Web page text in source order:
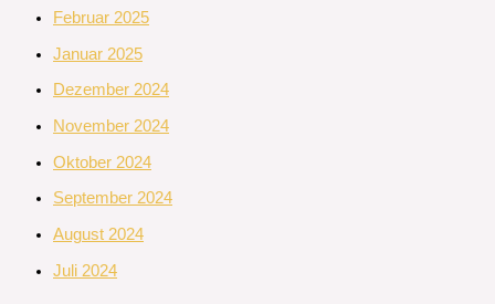
Februar 2025
Januar 2025
Dezember 2024
November 2024
Oktober 2024
September 2024
August 2024
Juli 2024